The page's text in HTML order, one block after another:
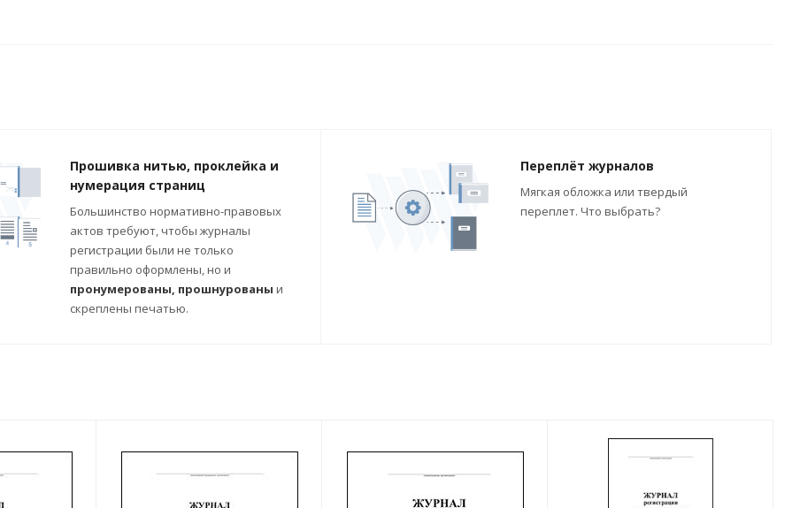
Прошивка нитью, проклейка и
нумерация страниц
Большинство нормативно-правовых
актов требуют, чтобы журналы
регистрации были не только
правильно оформлены, но и
пронумерованы, прошнурованы и
скреплены печатью.
Переплёт журналов
Мягкая обложка или твердый
переплет. Что выбрать?